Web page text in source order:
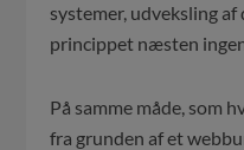
systemer, udveksling af
princippet næsten
På samme måde, som
fra grunden af et